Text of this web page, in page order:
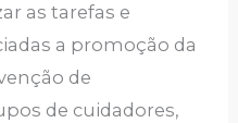
as tarefas e
a promoção da
de
de cuidadores,